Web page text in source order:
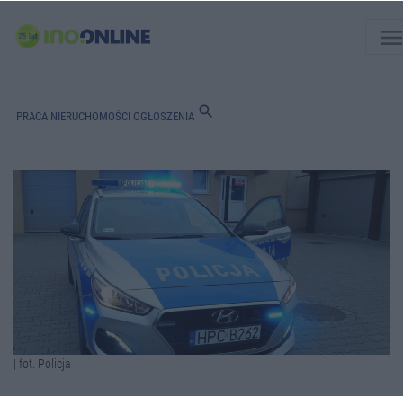
PRACA NIERUCHOMOŚCI OGŁOSZENIA search
| fot. Policja